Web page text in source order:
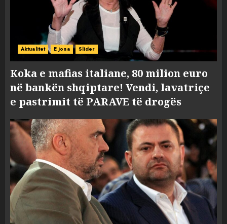
Aktualitet E jona Slider
Koka e mafias italiane, 80 milion euro
në bankën shqiptare! Vendi, lavatriçe
e pastrimit të PARAVE të drogës